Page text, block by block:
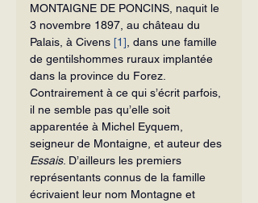
MONTAIGNE DE PONCINS, naquit le
3 novembre 1897, au château du
Palais, à Civens [1] , dans une famille
de gentilshommes ruraux implantée
dans la province du Forez.
Contrairement à ce qui s’écrit parfois,
il ne semble pas qu’elle soit
apparentée à Michel Eyquem,
seigneur de Montaigne, et auteur des
Essais. D’ailleurs les premiers
représentants connus de la famille
écrivaient leur nom Montagne et